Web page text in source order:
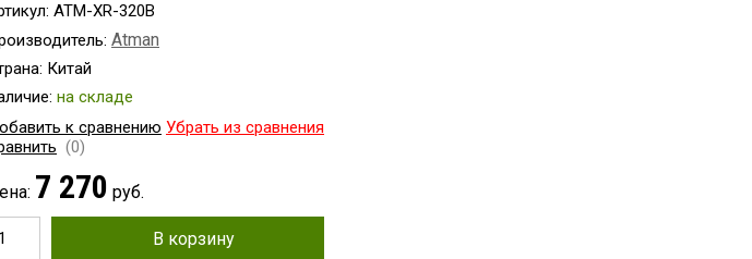
ATM-XR-320B
Atman
Китай
на складе
к сравнению Убрать из сравнения
(0)
7 270 руб.
В корзину